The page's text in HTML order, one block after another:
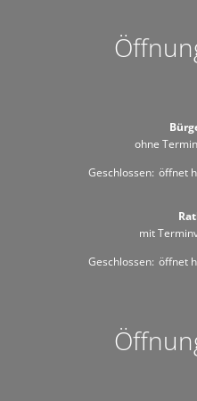
ohne
Klicken, um weitere
Geschlossen: öffnet
mit
Klicken, um weitere
Geschlossen: öffnet